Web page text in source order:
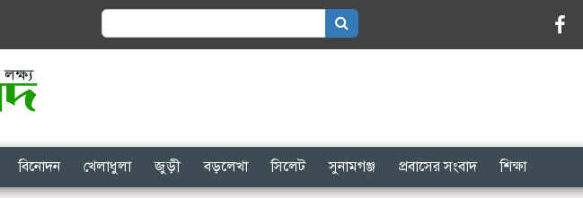
Search
for:
বিনোদন খেলাধুলা জুড়ী বড়লেখা সিলেট সুনামগঞ্জ প্রবাসের সংবাদ শিক্ষা